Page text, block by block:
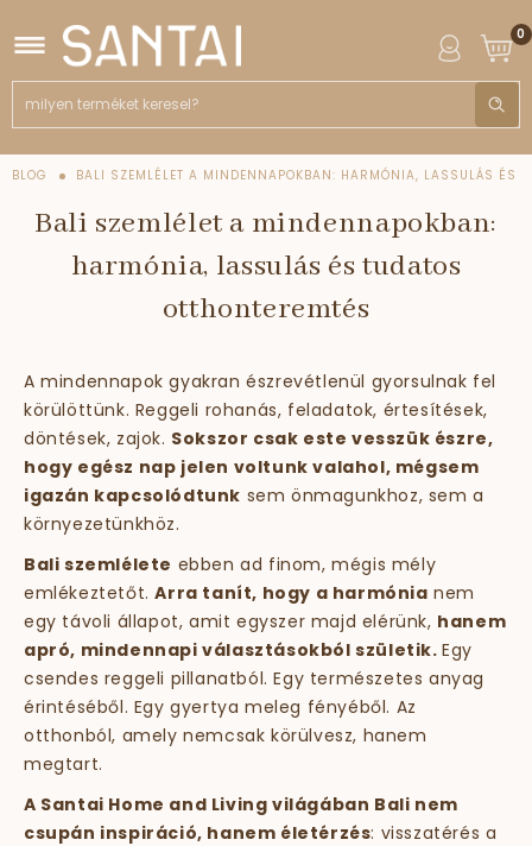
0
BLOG
BALI SZEMLÉLET A MINDENNAPOKBAN: HARMÓNIA, LASSULÁS ÉS
Bali szemlélet a mindennapokban:
harmónia, lassulás és tudatos
otthonteremtés
A mindennapok gyakran észrevétlenül gyorsulnak fel
körülöttünk. Reggeli rohanás, feladatok, értesítések,
döntések, zajok. Sokszor csak este vesszük észre,
hogy egész nap jelen voltunk valahol, mégsem
igazán kapcsolódtunk sem önmagunkhoz, sem a
környezetünkhöz.
Bali szemlélete ebben ad finom, mégis mély
emlékeztetőt.Arra tanít, hogy a harmónia nem
egy távoli állapot, amit egyszer majd elérünk, hanem
apró, mindennapi választásokból születik.Egy
csendes reggeli pillanatból. Egy természetes anyag
érintéséből. Egy gyertya meleg fényéből. Az
otthonból, amely nemcsak körülvesz, hanem
megtart.
A Santai Home and Living világában Bali nem
csupán inspiráció, hanem életérzés: visszatérés a